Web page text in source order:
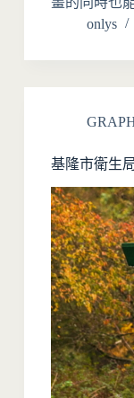
onlys
基隆市衛生